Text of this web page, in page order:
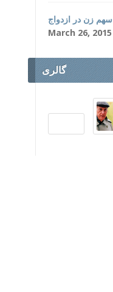
سهم زن در ازدواج
March 26, 2015
گالری